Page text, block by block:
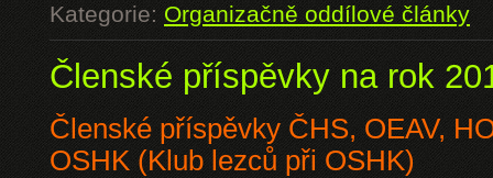
Kategorie:Organizačně oddílové články
Členské příspěvky na rok
Členské příspěvky ČHS, OEAV,
OSHK (Klub lezců při OSHK)